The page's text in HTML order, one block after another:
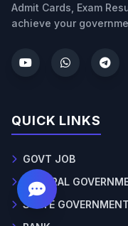
Admit Cards, Exam
achieve your
QUICK LINKS
GOVT JOB
CENTRAL
STATE